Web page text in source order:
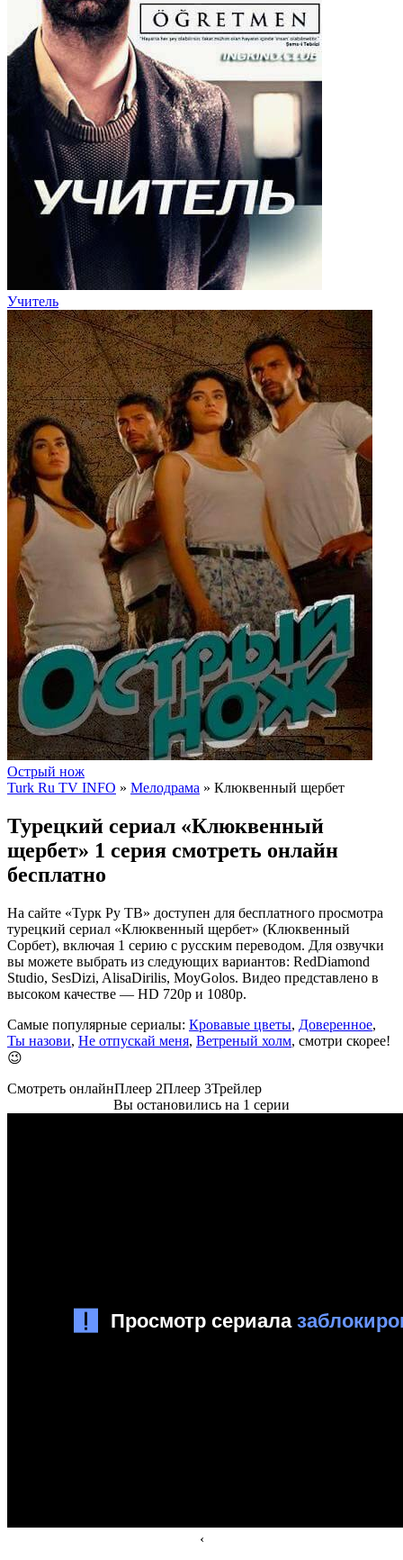
Учитель
Острый нож
Turk Ru TV INFO » Мелодрама » Клюквенный щербет
Турецкий сериал «Клюквенный
щербет» 1 серия смотреть онлайн
бесплатно
На сайте «Турк Ру ТВ» доступен для бесплатного просмотра
турецкий сериал «Клюквенный щербет» (Клюквенный
Сорбет), включая 1 серию с русским переводом. Для озвучки
вы можете выбрать из следующих вариантов: RedDiamond
Studio, SesDizi, AlisaDirilis, MoyGolos. Видео представлено в
высоком качестве — HD 720p и 1080p.
Самые популярные сериалы: Кровавые цветы, Доверенное,
Ты назови, Не отпускай меня, Ветреный холм, смотри скорее!
😉
Смотреть онлайнПлеер 2Плеер 3Трейлер
Вы остановились на 1 серии
‹